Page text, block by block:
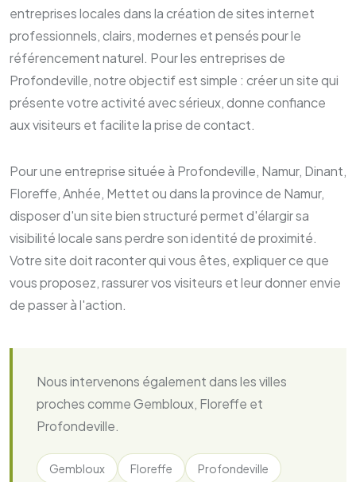
entreprises locales dans la création de sites internet
professionnels, clairs, modernes et pensés pour le
référencement naturel. Pour les entreprises de
Profondeville, notre objectif est simple : créer un site qui
présente votre activité avec sérieux, donne confiance
aux visiteurs et facilite la prise de contact.
Pour une entreprise située à Profondeville, Namur, Dinant,
Floreffe, Anhée, Mettet ou dans la province de Namur,
disposer d'un site bien structuré permet d'élargir sa
visibilité locale sans perdre son identité de proximité.
Votre site doit raconter qui vous êtes, expliquer ce que
vous proposez, rassurer vos visiteurs et leur donner envie
de passer à l'action.
Nous intervenons également dans les villes
proches comme Gembloux, Floreffe et
Profondeville.
Gembloux Floreffe Profondeville